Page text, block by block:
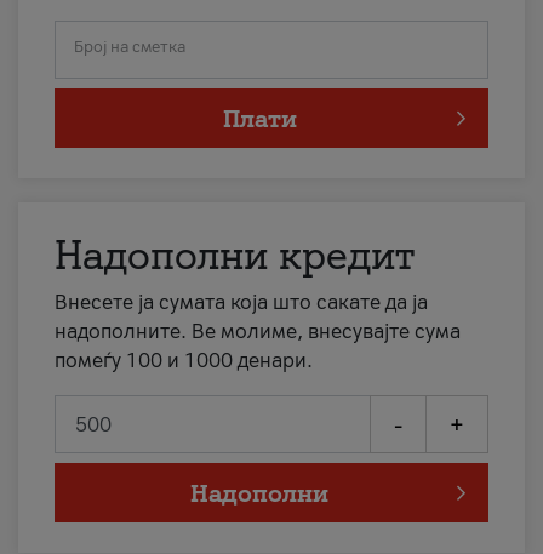
Број на сметка
Плати
Надополни кредит
Внесете ја сумата која што сакате да ја
надополните. Ве молиме, внесувајте сума
помеѓу 100 и 1000 денари.
- +
Надополни